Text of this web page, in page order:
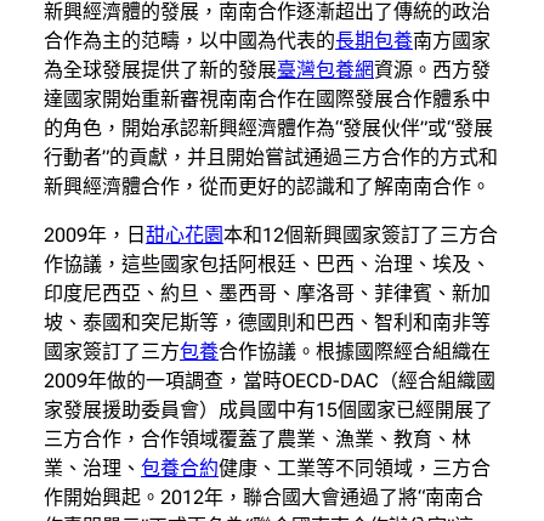
新興經濟體的發展，南南合作逐漸超出了傳統的政治
合作為主的范疇，以中國為代表的長期包養南方國家
為全球發展提供了新的發展臺灣包養網資源。西方發
達國家開始重新審視南南合作在國際發展合作體系中
的角色，開始承認新興經濟體作為“發展伙伴”或“發展
行動者”的貢獻，并且開始嘗試通過三方合作的方式和
新興經濟體合作，從而更好的認識和了解南南合作。
2009年，日 甜心花園本和12個新興國家簽訂了三方合
作協議，這些國家包括阿根廷、巴西、治理、埃及、
印度尼西亞、約旦、墨西哥、摩洛哥、菲律賓、新加
坡、泰國和突尼斯等，德國則和巴西、智利和南非等
國家簽訂了三方包養合作協議。根據國際經合組織在
2009年做的一項調查，當時OECD-DAC（經合組織國
家發展援助委員會）成員國中有15個國家已經開展了
三方合作，合作領域覆蓋了農業、漁業、教育、林
業、治理、 包養合約健康、工業等不同領域，三方合
作開始興起。2012年，聯合國大會通過了將“南南合